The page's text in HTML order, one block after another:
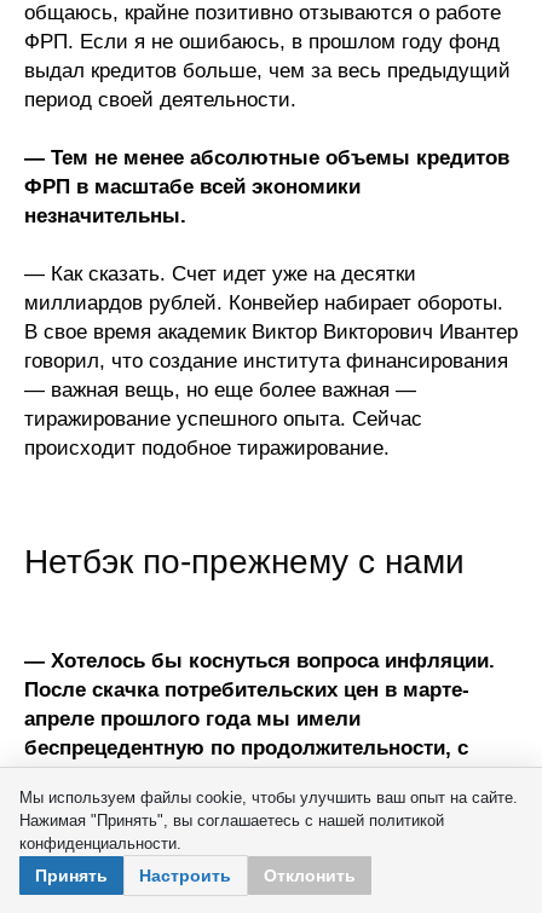
общаюсь, крайне позитивно отзываются о работе
ФРП. Если я не ошибаюсь, в прошлом году фонд
выдал кредитов больше, чем за весь предыдущий
период своей деятельности.
— Тем не менее абсолютные объемы кредитов
ФРП в масштабе всей экономики
незначительны.
— Как сказать. Счет идет уже на десятки
миллиардов рублей. Конвейер набирает обороты.
В свое время академик Виктор Викторович Ивантер
говорил, что создание института финансирования
— важная вещь, но еще более важная —
тиражирование успешного опыта. Сейчас
происходит подобное тиражирование.
Нетбэк по-прежнему с нами
— Хотелось бы коснуться вопроса инфляции.
После скачка потребительских цен в марте-
апреле прошлого года мы имели
беспрецедентную по продолжительности, с
дефляцию, затем рост цен возобновился, но
сохраняется на весьма умеренном уровне.
Продолжается дефляция цен производителей в
промышленности. С чем это связано, на ваш
Мы используем файлы cookie, чтобы улучшить ваш опыт на сайте.
Нажимая "Принять", вы соглашаетесь с нашей политикой
конфиденциальности.
Принять Настроить Отклонить